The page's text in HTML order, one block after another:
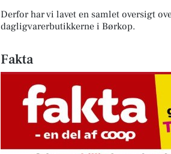
Derfor har vi lavet en samlet oversigt
dagligvarerbutikkerne i Børkop.
Fakta